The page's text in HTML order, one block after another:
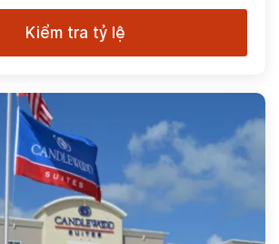
Kiểm tra tỷ lệ